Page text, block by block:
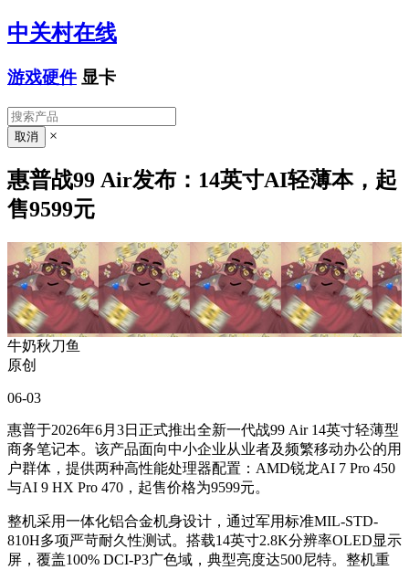
中关村在线
游戏硬件 显卡
×
惠普战99 Air发布：14英寸AI轻薄本，起
售9599元
牛奶秋刀鱼
原创
06-03
惠普于2026年6月3日正式推出全新一代战99 Air 14英寸轻薄型
商务笔记本。该产品面向中小企业从业者及频繁移动办公的用
户群体，提供两种高性能处理器配置：AMD锐龙AI 7 Pro 450
与AI 9 HX Pro 470，起售价格为9599元。
整机采用一体化铝合金机身设计，通过军用标准MIL-STD-
810H多项严苛耐久性测试。搭载14英寸2.8K分辨率OLED显示
屏，覆盖100% DCI-P3广色域，典型亮度达500尼特。整机重